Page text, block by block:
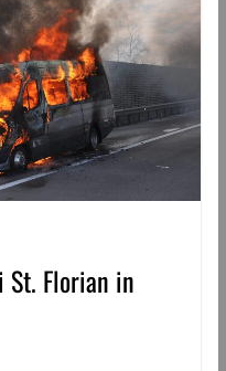
St. Florian in